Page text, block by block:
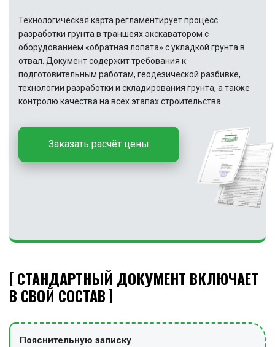
Технологическая карта регламентирует процесс
разработки грунта в траншеях экскаватором с
оборудованием «обратная лопата» с укладкой грунта в
отвал. Документ содержит требования к
подготовительным работам, геодезической разбивке,
технологии разработки и складирования грунта, а также
контролю качества на всех этапах строительства.
Заказать расчёт цены
СТАНДАРТНЫЙ ДОКУМЕНТ ВКЛЮЧАЕТ
В СВОЙ СОСТАВ
Пояснительную записку